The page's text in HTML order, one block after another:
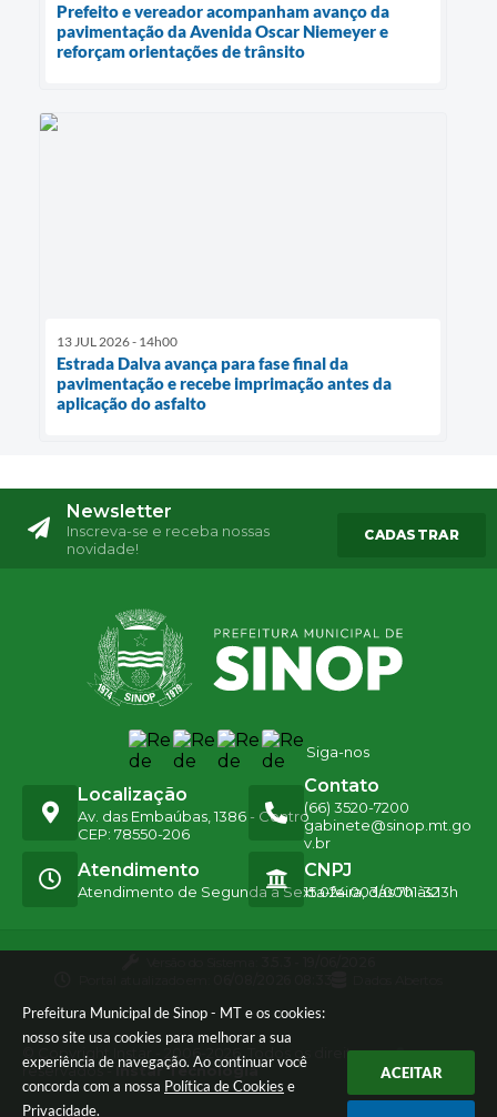
Prefeitura Municipal de Sinop - MT e os cookies:
nosso site usa cookies para melhorar a sua
experiência de navegação. Ao continuar você
concorda com a nossa Política de Cookies e
Privacidade.
ACEITAR
Prefeito e vereador acompanham avanço da
pavimentação da Avenida Oscar Niemeyer e
reforçam orientações de trânsito
13 JUL 2026 - 14h00
Estrada Dalva avança para fase final da
pavimentação e recebe imprimação antes da
aplicação do asfalto
Newsletter
Inscreva-se e receba nossas
novidade!
CADASTRAR
Siga-nos
Localização
Av. das Embaúbas, 1386 - Centro
CEP: 78550-206
Contato
(66) 3520-7200
gabinete@sinop.mt.go
v.br
Atendimento
Atendimento de Segunda a Sexta-feira, das 7h às 13h
CNPJ
15.024.003/0001-32
© Copyright Instar - 2006-2026. Todos os direitos
reservados - Instar Tecnologia